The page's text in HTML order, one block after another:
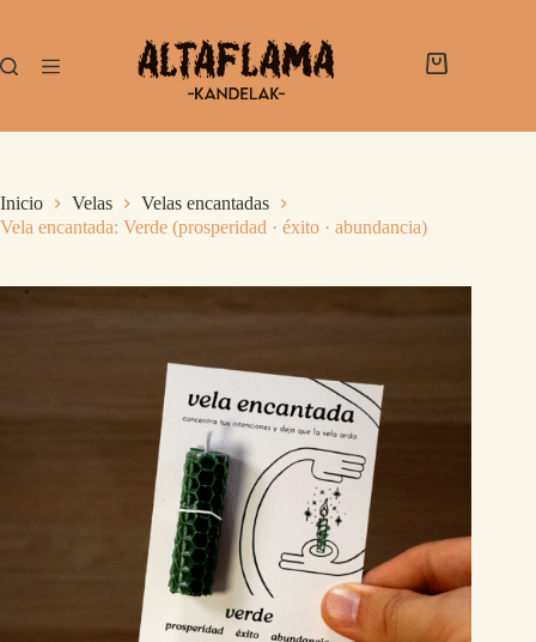
Inicio Velas
Velas encantadas
Vela encantada: Verde (prosperidad · éxito · abundancia)